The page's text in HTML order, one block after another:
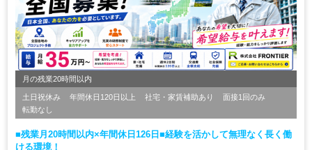
月の残業20時間以内
土日祝休み 年間休日120日以上 社宅・家賃補助あり
面接1回のみ
転勤なし
■残業月20時間以内×年間休日126日■経験を活かして無理なく長く働
ける環境！